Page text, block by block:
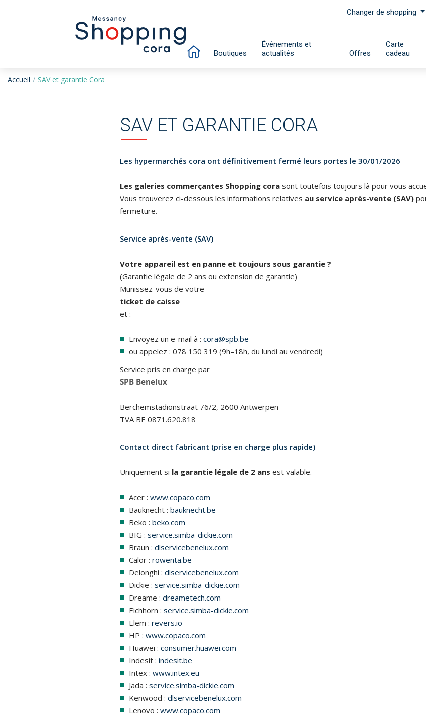
Changer de shopping
Boutiques
Événements et
actualités
Offres
Carte
cadeau
Accueil SAV et garantie Cora
SAV ET GARANTIE CORA
Les hypermarchés cora ont définitivement fermé leurs portes le 30/01/2026
Les galeries commerçantes Shopping cora sont toutefois toujours là pour vous
Vous trouverez ci-dessous les informations relatives au service après-vente (SAV)
fermeture.
Service après-vente (SAV)
Votre appareil est en panne et toujours sous garantie ?
(Garantie légale de 2 ans ou extension de garantie)
Munissez-vous de votre
ticket de caisse
et :
Envoyez un e-mail à : cora@spb.be
ou appelez : 078 150 319 (9h–18h, du lundi au vendredi)
Service pris en charge par
SPB Benelux
Berchemstadionstraat 76/2, 2600 Antwerpen
TVA BE 0871.620.818
Contact direct fabricant (prise en charge plus rapide)
Uniquement si la garantie légale de 2 ans est valable.
Acer : www.copaco.com
Bauknecht : bauknecht.be
Beko : beko.com
BIG : service.simba-dickie.com
Braun : dlservicebenelux.com
Calor : rowenta.be
Delonghi : dlservicebenelux.com
Dickie : service.simba-dickie.com
Dreame : dreametech.com
Eichhorn : service.simba-dickie.com
Elem : revers.io
HP : www.copaco.com
Huawei : consumer.huawei.com
Indesit : indesit.be
Intex : www.intex.eu
Jada : service.simba-dickie.com
Kenwood : dlservicebenelux.com
Lenovo : www.copaco.com